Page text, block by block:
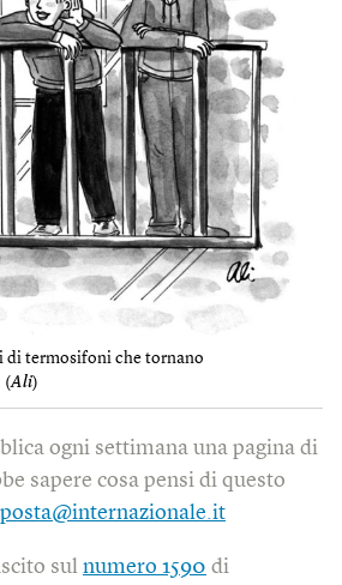
di termosifoni che tornano
(Ali)
ogni settimana una pagina di
sapere cosa pensi di questo
posta@internazionale.it
sul numero 1590 di